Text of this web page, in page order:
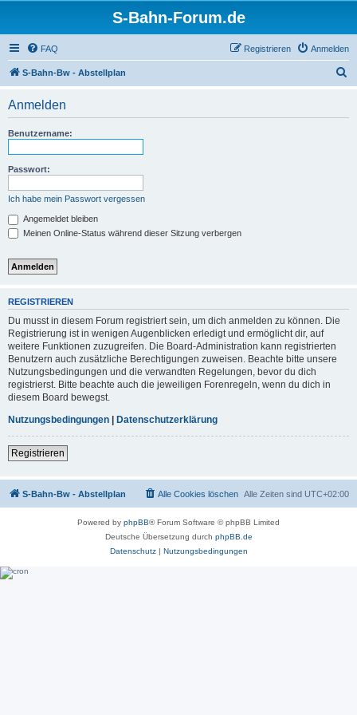
S-Bahn-Forum.de
FAQ Anmelden
Registrieren
S-Bahn-Bw - Abstellplan
Anmelden
Benutzername:
Passwort:
Ich habe mein Passwort vergessen
Angemeldet bleiben
Meinen Online-Status während dieser Sitzung verbergen
REGISTRIEREN
Du musst in diesem Forum registriert sein, um dich anmelden zu können. Die
Registrierung ist in wenigen Augenblicken erledigt und ermöglicht dir, auf
weitere Funktionen zuzugreifen. Die Board-Administration kann registrierten
Benutzern auch zusätzliche Berechtigungen zuweisen. Beachte bitte unsere
Nutzungsbedingungen und die verwandten Regelungen, bevor du dich
registrierst. Bitte beachte auch die jeweiligen Forenregeln, wenn du dich in
diesem Board bewegst.
Nutzungsbedingungen | Datenschutzerklärung
Registrieren
S-Bahn-Bw - Abstellplan Alle Zeiten sind UTC+02:00
Alle Cookies löschen
Powered by phpBB® Forum Software © phpBB Limited
Deutsche Übersetzung durch phpBB.de
Datenschutz| Nutzungsbedingungen